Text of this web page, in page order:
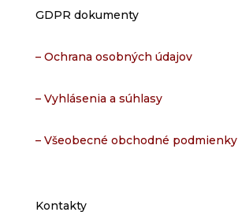
GDPR dokumenty
– Ochrana osobných údajov
– Vyhlásenia a súhlasy
– Všeobecné obchodné podmienky
Kontakty